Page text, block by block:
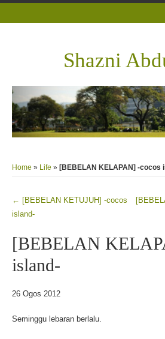
Shazni
Home » Life » [BEBELAN KELAPAN] -cocos
Post navigation
← [BEBELAN KETUJUH] -cocos
island-
[BEBELAN
island-
26 Ogos 2012
Seminggu lebaran berlalu.